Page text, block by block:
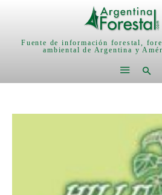
Fuente de información forestal,
ambiental de Argentina y